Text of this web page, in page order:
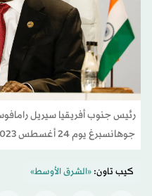
رئيس جنوب أفريقيا سيريل
جوهانسبرغ يوم 24 أغسطس 2023 (أ.ف.ب)
كيب تاون:«الشرق الأوسط»